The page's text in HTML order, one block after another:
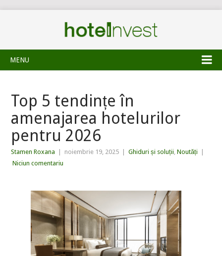
MENU
Top 5 tendințe în
amenajarea hotelurilor
pentru 2026
Stamen Roxana noiembrie 19, 2025 Ghiduri și soluții,Noutăți
Niciun comentariu